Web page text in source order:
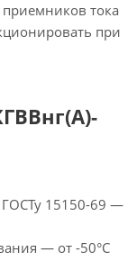
тока
при
ГОСТу 15150-69 —
— от -50°С